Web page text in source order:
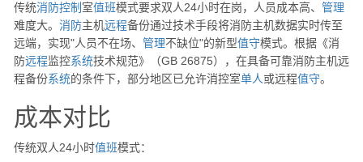
传统消防控制 室值班模式要求双人24小时在岗，人员成本高、 管理
难度大。 消防主机远程备份通过技术手段将消防主机数据实时传至
远端，实现"人员不在场、 管理不缺位"的新型值守模式。根据《消
防远程监控系统技术规范》（GB 26875），在具备可靠消防主机远
程备份系统的条件下，部分地区已允许消控室单人或远程值守。
成本对比
传统双人24小时值班模式：